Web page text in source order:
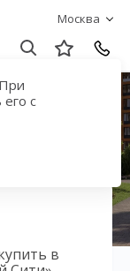
Москва
с